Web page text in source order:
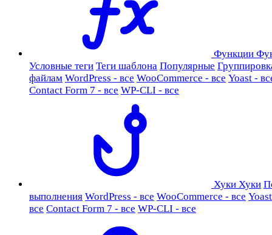
Функции
Условные теги Теги шаблона Популярные
файлам WordPress - все WooCommerce - все Yoast -
Contact Form 7 - все WP-CLI - все
Хуки Хуки
выполнения WordPress - все WooCommerce - все
все Contact Form 7 - все WP-CLI - все